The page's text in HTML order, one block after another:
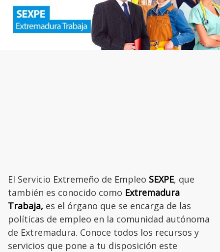
El Servicio Extremeño de Empleo SEXPE, que
también es conocido como Extremadura
Trabaja, es el órgano que se encarga de las
políticas de empleo en la comunidad autónoma
de Extremadura. Conoce todos los recursos y
servicios que pone a tu disposición este